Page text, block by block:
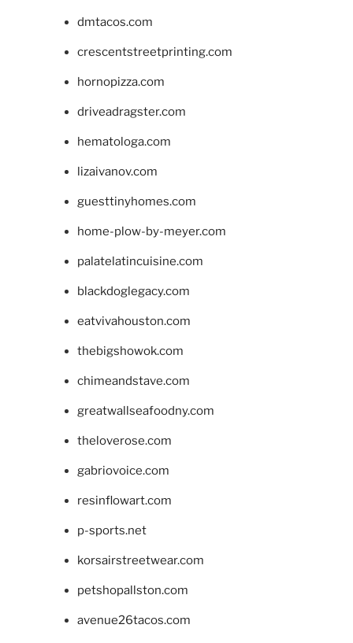
dmtacos.com
crescentstreetprinting.com
hornopizza.com
driveadragster.com
hematologa.com
lizaivanov.com
guesttinyhomes.com
home-plow-by-meyer.com
palatelatincuisine.com
blackdoglegacy.com
eatvivahouston.com
thebigshowok.com
chimeandstave.com
greatwallseafoodny.com
theloverose.com
gabriovoice.com
resinflowart.com
p-sports.net
korsairstreetwear.com
petshopallston.com
avenue26tacos.com